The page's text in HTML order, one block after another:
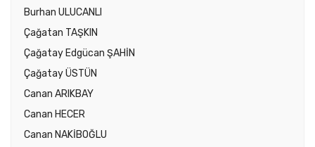
Burhan ULUCANLI
Çağatan TAŞKIN
Çağatay Edgücan ŞAHİN
Çağatay ÜSTÜN
Canan ARIKBAY
Canan HECER
Canan NAKİBOĞLU